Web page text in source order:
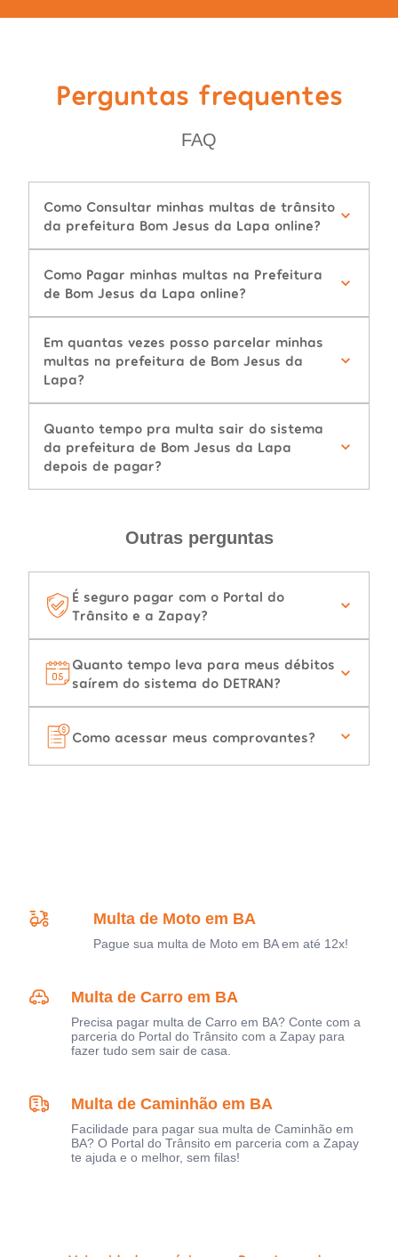
Perguntas frequentes
FAQ
Como Consultar minhas multas de trânsito
da prefeitura Bom Jesus da Lapa online?
Como Pagar minhas multas na Prefeitura
de Bom Jesus da Lapa online?
Em quantas vezes posso parcelar minhas
multas na prefeitura de Bom Jesus da
Lapa?
Quanto tempo pra multa sair do sistema
da prefeitura de Bom Jesus da Lapa
depois de pagar?
Outras perguntas
É seguro pagar com o Portal do
Trânsito e a Zapay?
Quanto tempo leva para meus débitos
saírem do sistema do DETRAN?
Como acessar meus comprovantes?
Multa de Moto em BA
Pague sua multa de Moto em BA em até 12x!
Multa de Carro em BA
Precisa pagar multa de Carro em BA? Conte com a
parceria do Portal do Trânsito com a Zapay para
fazer tudo sem sair de casa.
Multa de Caminhão em BA
Facilidade para pagar sua multa de Caminhão em
BA? O Portal do Trânsito em parceria com a Zapay
te ajuda e o melhor, sem filas!